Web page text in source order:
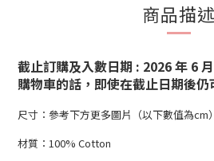
商品描述
截止訂購及入數日期 : 2026 年 6
購物車的話，即使在截止日期後仍
尺寸：參考下方更多圖片（以下數值為cm）
材質：100% Cotton